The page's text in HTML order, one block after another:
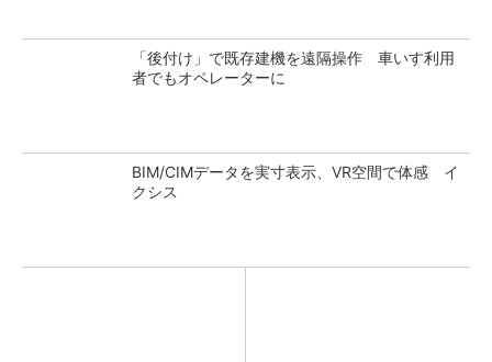
「後付け」で既存建機を遠隔操作 車いす利用
者でもオペレーターに
BIM/CIMデータを実寸表示、VR空間で体感 イ
クシス